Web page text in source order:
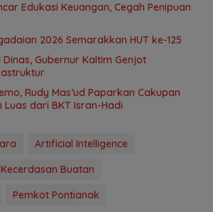
Edukasi Keuangan, Cegah Penipuan
2026 Semarakkan HUT ke-125
Gubernur Kaltim Genjot
Rudy Mas’ud Paparkan Cakupan
Luas dari BKT Isran-Hadi
Artificial Intelligence
Buatan
Pemkot Pontianak